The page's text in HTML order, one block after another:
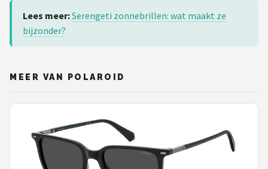
Lees meer:Serengeti zonnebrillen: wat maakt ze
bijzonder?
MEER VAN POLAROID